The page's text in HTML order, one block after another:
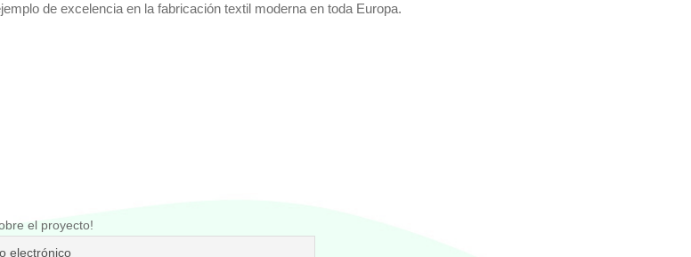
de excelencia en la fabricación textil moderna en toda Europa.
el proyecto!